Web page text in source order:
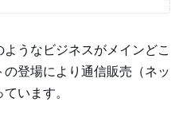
うなビジネスがメインどこ
登場により通信販売（ネッ
います。